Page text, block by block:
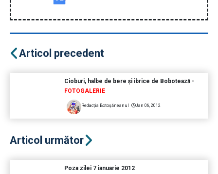
Articol precedent
Cioburi, halbe de bere şi ibrice de Bobotează -
FOTOGALERIE
Redacția Botoșăneanul Jan 06, 2012
Articol următor
Poza zilei 7 ianuarie 2012